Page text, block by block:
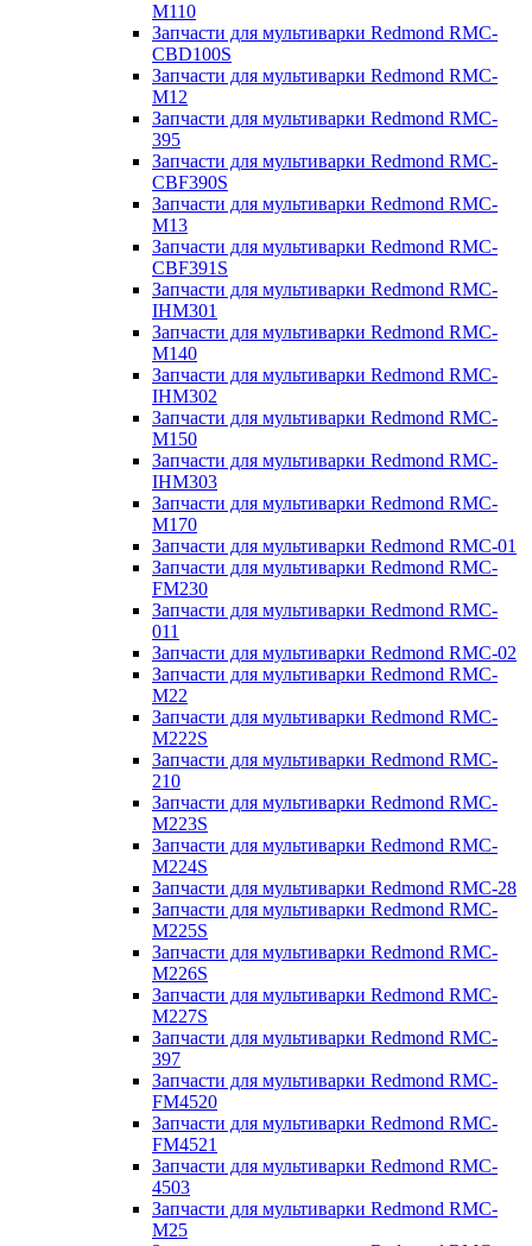
M110
Запчасти для мультиварки Redmond RMC-
CBD100S
Запчасти для мультиварки Redmond RMC-
M12
Запчасти для мультиварки Redmond RMC-
395
Запчасти для мультиварки Redmond RMC-
CBF390S
Запчасти для мультиварки Redmond RMC-
M13
Запчасти для мультиварки Redmond RMC-
CBF391S
Запчасти для мультиварки Redmond RMC-
IHM301
Запчасти для мультиварки Redmond RMC-
M140
Запчасти для мультиварки Redmond RMC-
IHM302
Запчасти для мультиварки Redmond RMC-
M150
Запчасти для мультиварки Redmond RMC-
IHM303
Запчасти для мультиварки Redmond RMC-
M170
Запчасти для мультиварки Redmond RMC-01
Запчасти для мультиварки Redmond RMC-
FM230
Запчасти для мультиварки Redmond RMC-
011
Запчасти для мультиварки Redmond RMC-02
Запчасти для мультиварки Redmond RMC-
M22
Запчасти для мультиварки Redmond RMC-
M222S
Запчасти для мультиварки Redmond RMC-
210
Запчасти для мультиварки Redmond RMC-
M223S
Запчасти для мультиварки Redmond RMC-
M224S
Запчасти для мультиварки Redmond RMC-28
Запчасти для мультиварки Redmond RMC-
M225S
Запчасти для мультиварки Redmond RMC-
M226S
Запчасти для мультиварки Redmond RMC-
M227S
Запчасти для мультиварки Redmond RMC-
397
Запчасти для мультиварки Redmond RMC-
FM4520
Запчасти для мультиварки Redmond RMC-
FM4521
Запчасти для мультиварки Redmond RMC-
4503
Запчасти для мультиварки Redmond RMC-
M25